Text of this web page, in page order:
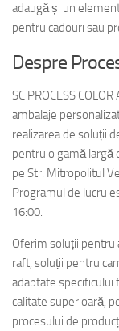
adaugă și un
pentru cadouri sau
Despre
SC PROCESS
ambalaje
realizarea de soluții
pentru o gamă largă
pe Str. Mitropolitul
Programul de lucru
16:00.
Oferim soluții pentru
raft, soluții pentru
adaptate specificului
calitate superioară,
procesului de